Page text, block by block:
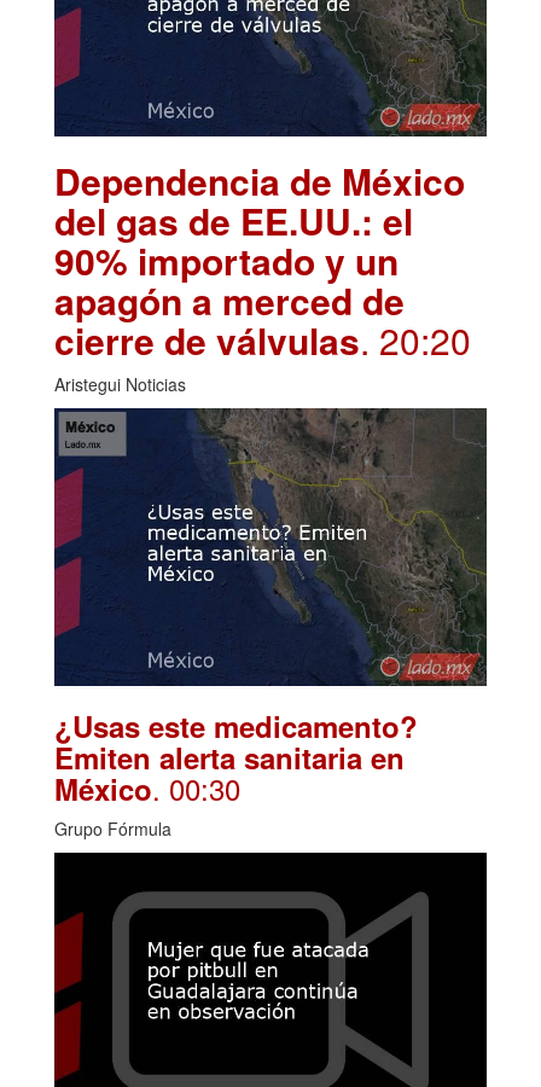
Dependencia de México
del gas de EE.UU.: el
90% importado y un
apagón a merced de
cierre de válvulas. 20:20
Aristegui Noticias
¿Usas este medicamento?
Emiten alerta sanitaria en
México. 00:30
Grupo Fórmula